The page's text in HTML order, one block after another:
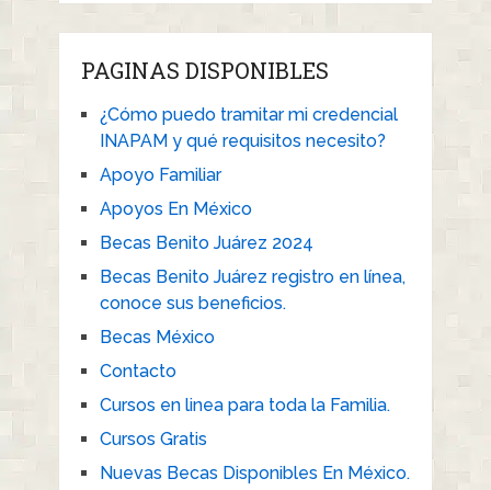
PAGINAS DISPONIBLES
¿Cómo puedo tramitar mi credencial
INAPAM y qué requisitos necesito?
Apoyo Familiar
Apoyos En México
Becas Benito Juárez 2024
Becas Benito Juárez registro en línea,
conoce sus beneficios.
Becas México
Contacto
Cursos en linea para toda la Familia.
Cursos Gratis
Nuevas Becas Disponibles En México.